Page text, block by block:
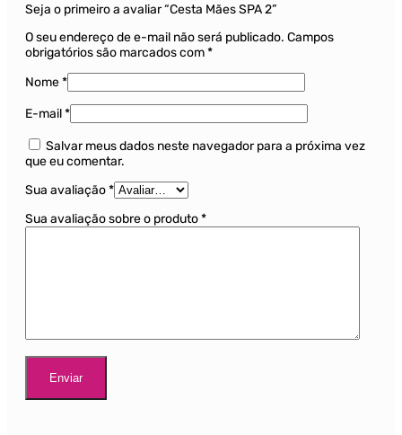
Seja o primeiro a avaliar “Cesta Mães SPA 2”
O seu endereço de e-mail não será publicado. Campos
obrigatórios são marcados com*
Nome*
E-mail*
Salvar meus dados neste navegador para a próxima vez
que eu comentar.
Sua avaliação*
Sua avaliação sobre o produto*